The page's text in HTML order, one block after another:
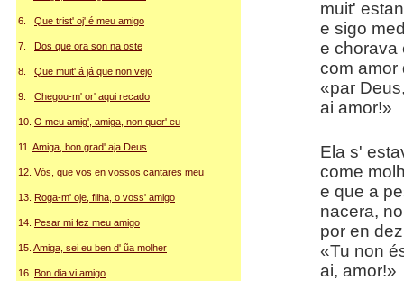
6. Que trist' oj' é meu amigo
7. Dos que ora son na oste
8. Que muit' á já que non vejo
9. Chegou-m' or' aqui recado
10. O meu amig', amiga, non quer' eu
11. Amiga, bon grad' aja Deus
12. Vós, que vos en vossos cantares meu
13. Roga-m' oje, filha, o voss' amigo
14. Pesar mi fez meu amigo
15. Amiga, sei eu ben d' ũa molher
16. Bon dia vi amigo
muit'
e sigo
e chorava
com amor
«par
ai amor!»
Ela s'
come
e que a
nacera,
por en
«Tu non
ai, amor!»